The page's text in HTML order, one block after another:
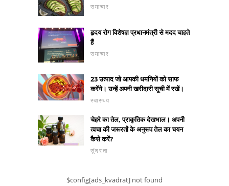
समाचार
हृदय रोग विशेषज्ञ प्रधानमंत्री से मदद चाहते
हैं
समाचार
23 उत्पाद जो आपकी धमनियों को साफ
करेंगे। उन्हें अपनी खरीदारी सूची में रखें।
स्वास्थ्य
चेहरे का तेल, प्राकृतिक देखभाल। अपनी
त्वचा की जरूरतों के अनुरूप तेल का चयन
कैसे करें?
सुंदरता
$config[ads_kvadrat] not found